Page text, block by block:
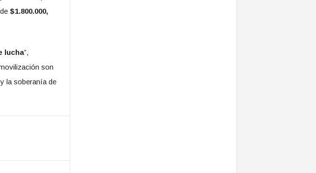
$1.800.000,
lucha”,
son
la soberanía de